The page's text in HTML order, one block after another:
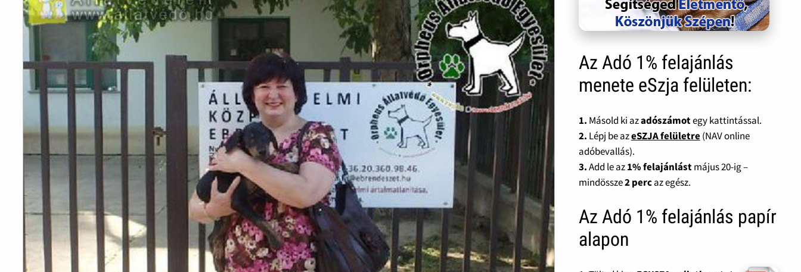
Az Adó 1% felajánlás
menete eSzja felületen:
1. Másold ki azadószámotegy kattintással.
2. Lépj be azeSZJA felületre(NAV online
adóbevallás).
3.Add le az1% felajánlástmájus 20-ig –
mindössze2 percaz egész.
Az Adó 1% felajánlás papír
alapon